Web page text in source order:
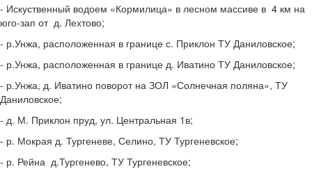
- Искуственный водоем «Кормилица» в лесном массиве в 4 км на
юго-зап от д. Лехтово;
- р.Унжа, расположенная в границе с. Приклон ТУ Даниловское;
- р.Унжа, расположенная в границе д. Иватино ТУ Даниловское;
- р.Унжа, д. Иватино поворот на ЗОЛ «Солнечная поляна», ТУ
Даниловское;
- д. М. Приклон пруд, ул. Центральная 1в;
- р. Мокрая д. Тургеневе, Селино, ТУ Тургеневское;
- р. Рейна д.Тургенево, ТУ Тургеневское;